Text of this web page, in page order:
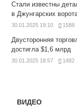
Стали известны
в Джунгарских
30.01.2025 19:10 1588
Двусторонняя
достигла $1,6 млрд
30.01.2025 18:57 1482
ВИДЕО